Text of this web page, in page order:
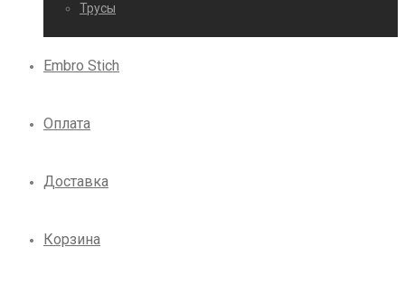
Трусы
Embro Stich
Оплата
Доставка
Корзина